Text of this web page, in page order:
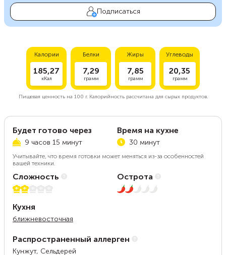
Подписаться
Калории
185,27
кКал
Белки
7,29
грамм
Жиры
7,85
грамм
Углеводы
20,35
грамм
Пищевая ценность на 100 г.Калорийность рассчитана для сырых продуктов.
Будет готово через
9 часов 15 минут
Время на кухне
30 минут
Учитывайте, что время готовки может меняться из-за особенностей
вашей техники.
Сложность
2 из 5
Острота
2 из 5
Кухня
ближневосточная
Распространенный аллерген
Кунжут, Сельдерей